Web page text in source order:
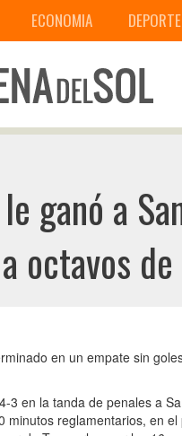
ECONOMIA
ganó a
octavos
en un empate sin
3 en la tanda de penales a
minutos reglamentarios, en